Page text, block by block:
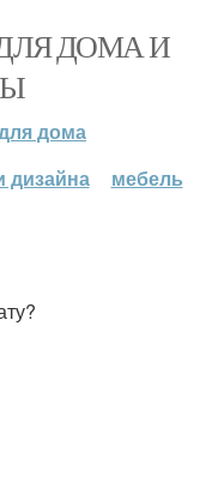
ДОМА И
дома
дизайна мебель